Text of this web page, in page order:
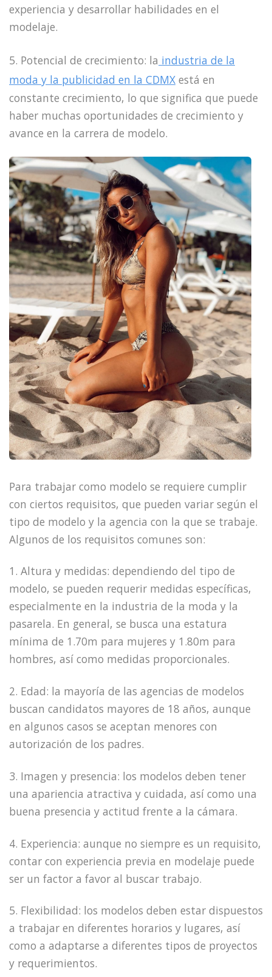
experiencia y desarrollar habilidades en el
modelaje.
5. Potencial de crecimiento: la industria de la
moda y la publicidad en la CDMX está en
constante crecimiento, lo que significa que puede
haber muchas oportunidades de crecimiento y
avance en la carrera de modelo.
Para trabajar como modelo se requiere cumplir
con ciertos requisitos, que pueden variar según el
tipo de modelo y la agencia con la que se trabaje.
Algunos de los requisitos comunes son:
1. Altura y medidas: dependiendo del tipo de
modelo, se pueden requerir medidas específicas,
especialmente en la industria de la moda y la
pasarela. En general, se busca una estatura
mínima de 1.70m para mujeres y 1.80m para
hombres, así como medidas proporcionales.
2. Edad: la mayoría de las agencias de modelos
buscan candidatos mayores de 18 años, aunque
en algunos casos se aceptan menores con
autorización de los padres.
3. Imagen y presencia: los modelos deben tener
una apariencia atractiva y cuidada, así como una
buena presencia y actitud frente a la cámara.
4. Experiencia: aunque no siempre es un requisito,
contar con experiencia previa en modelaje puede
ser un factor a favor al buscar trabajo.
5. Flexibilidad: los modelos deben estar dispuestos
a trabajar en diferentes horarios y lugares, así
como a adaptarse a diferentes tipos de proyectos
y requerimientos.